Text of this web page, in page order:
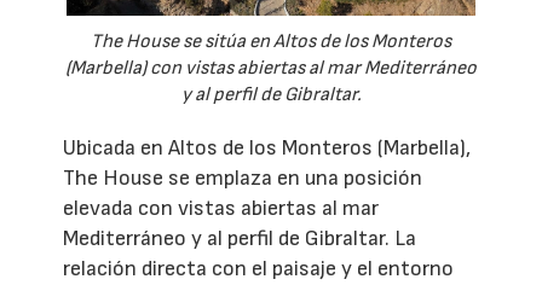
The House se sitúa en Altos de los Monteros
(Marbella) con vistas abiertas al mar Mediterráneo
y al perfil de Gibraltar.
Ubicada en Altos de los Monteros (Marbella),
The House se emplaza en una posición
elevada con vistas abiertas al mar
Mediterráneo y al perfil de Gibraltar. La
relación directa con el paisaje y el entorno